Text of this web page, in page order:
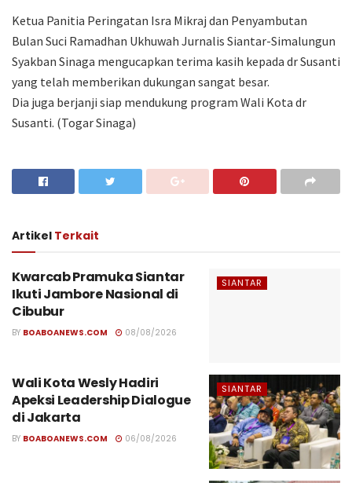
Ketua Panitia Peringatan Isra Mikraj dan Penyambutan
Bulan Suci Ramadhan Ukhuwah Jurnalis Siantar-Simalungun
Syakban Sinaga mengucapkan terima kasih kepada dr Susanti
yang telah memberikan dukungan sangat besar.
Dia juga berjanji siap mendukung program Wali Kota dr
Susanti. (Togar Sinaga)
Artikel Terkait
SIANTAR
Kwarcab Pramuka Siantar
Ikuti Jambore Nasional di
Cibubur
BY BOABOANEWS.COM 08/08/2026
SIANTAR
Wali Kota Wesly Hadiri
Apeksi Leadership Dialogue
di Jakarta
BY BOABOANEWS.COM 06/08/2026